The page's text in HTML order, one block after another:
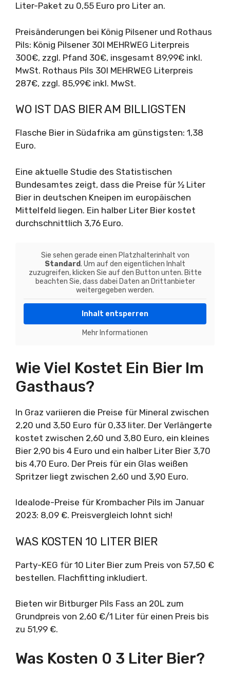
Liter-Paket zu 0,55 Euro pro Liter an.
Preisänderungen bei König Pilsener und Rothaus
Pils: König Pilsener 30l MEHRWEG Literpreis
300€, zzgl. Pfand 30€, insgesamt 89,99€ inkl.
MwSt. Rothaus Pils 30l MEHRWEG Literpreis
287€, zzgl. 85,99€ inkl. MwSt.
WO IST DAS BIER AM BILLIGSTEN
Flasche Bier in Südafrika am günstigsten: 1,38
Euro.
Eine aktuelle Studie des Statistischen
Bundesamtes zeigt, dass die Preise für ½ Liter
Bier in deutschen Kneipen im europäischen
Mittelfeld liegen. Ein halber Liter Bier kostet
durchschnittlich 3,76 Euro.
Sie sehen gerade einen Platzhalterinhalt von
Standard. Um auf den eigentlichen Inhalt
zuzugreifen, klicken Sie auf den Button unten. Bitte
beachten Sie, dass dabei Daten an Drittanbieter
weitergegeben werden.
Inhalt entsperren
Mehr Informationen
Wie Viel Kostet Ein Bier Im
Gasthaus?
In Graz variieren die Preise für Mineral zwischen
2,20 und 3,50 Euro für 0,33 liter. Der Verlängerte
kostet zwischen 2,60 und 3,80 Euro, ein kleines
Bier 2,90 bis 4 Euro und ein halber Liter Bier 3,70
bis 4,70 Euro. Der Preis für ein Glas weißen
Spritzer liegt zwischen 2,60 und 3,90 Euro.
Idealode-Preise für Krombacher Pils im Januar
2023: 8,09 €. Preisvergleich lohnt sich!
WAS KOSTEN 10 LITER BIER
Party-KEG für 10 Liter Bier zum Preis von 57,50 €
bestellen. Flachfitting inkludiert.
Bieten wir Bitburger Pils Fass an 20L zum
Grundpreis von 2,60 €/1 Liter für einen Preis bis
zu 51,99 €.
Was Kosten 0 3 Liter Bier?